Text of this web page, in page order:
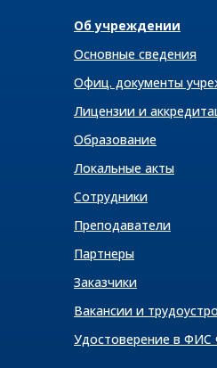
Преподаватели
Партнеры
Заказчики
Вакансии и
Удостоверение в
Об учреждении
Основные сведения
Офиц. документы
Лицензии и
Образование
Локальные акты
Сотрудники